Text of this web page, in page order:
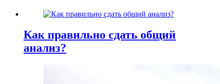
Как правильно сдать общий
анализ?